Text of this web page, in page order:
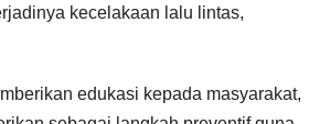
kecelakaan lalu lintas,
edukasi kepada masyarakat,